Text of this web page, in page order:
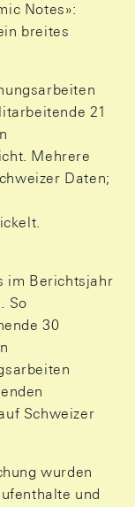
Notes»:
breites
21
Mehrere
Daten;
im Berichtsjahr
So
30
Schweizer
wurden
und